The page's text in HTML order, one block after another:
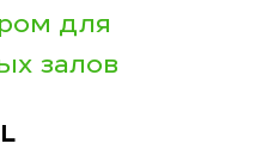
для
залов